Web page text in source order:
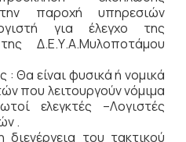
παροχή υπηρεσιών
για έλεγχο της
Δ.Ε.Υ.Α.Μυλοποτάμου
: Θα είναι φυσικά ή νομικά
που λειτουργούν νόμιμα
ελεγκτές –Λογιστές
.
διενέργεια του τακτικού